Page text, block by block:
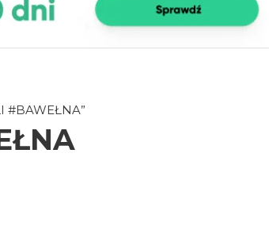
#BAWEŁNA”